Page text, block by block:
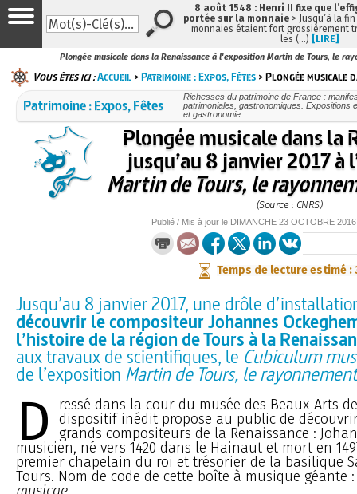
Plongée musicale dans la Renaissance à l'exposition Martin de Tours, le
Vous êtes ici :Accueil >Patrimoine : Expos, Fêtes > Plongée musicale
Patrimoine : Expos, Fêtes
Richesses du patrimoine de France :
patrimoniales, gastronomiques. Expositions
et gastronomie
Plongée musicale dans la
jusqu’au 8 janvier 2017 à
Martin de Tours, le
(Source : CNRS)
Publié / Mis à jour le DIMANCHE 23 OCTOBRE 2016
Temps de lecture estimé :
Jusqu’au 8 janvier 2017, une drôle
découvrir le compositeur Johannes
l’histoire de la région de Tours à la
aux travaux de scientifiques, le Cubiculum
de l’exposition Martin de Tours, le
D
ressé dans la cour du musée des Beaux-Arts
dispositif inédit propose au public de
grands compositeurs de la Renaissance :
musicien, né vers 1420 dans le Hainaut et mort en
premier chapelain du roi et trésorier de la basilique
Tours. Nom de code de cette boîte à musique géante
8 août 1548 : Henri II fixe que
portée sur la monnaie > Jusqu’à la
monnaies étaient fort grossièrement
les (…) [LIRE]